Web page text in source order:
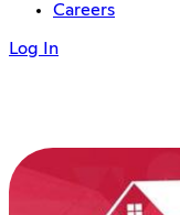
Careers
Log In